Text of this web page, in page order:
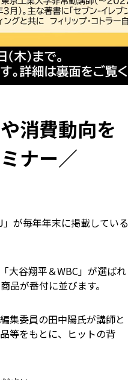
消費動向を
ナー／
が毎年年末に掲載している
大谷翔平＆WBC」が選ばれ
品が番付に並びます。
集委員の田中陽氏が講師と
等をもとに、ヒットの背